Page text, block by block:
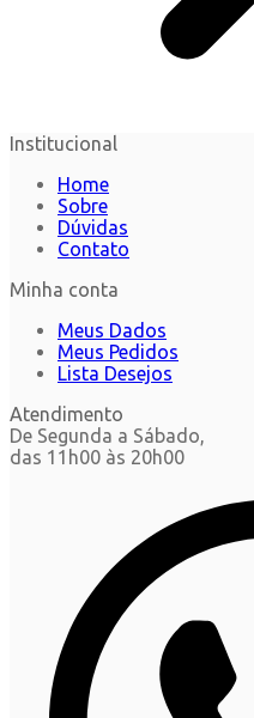
Institucional
Home
Sobre
Dúvidas
Contato
Minha conta
Meus Dados
Meus Pedidos
Lista Desejos
Atendimento
De Segunda a Sábado,
das 11h00 às 20h00